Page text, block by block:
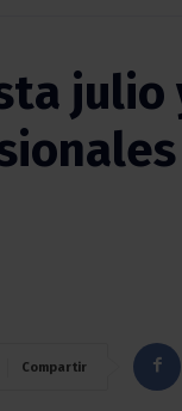
julio
Compartir